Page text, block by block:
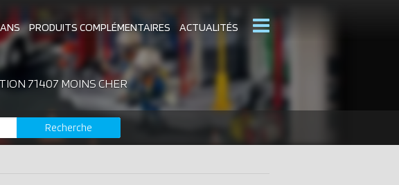
PRODUITS COMPLÉMENTAIRES ACTUALITÉS
PLAYMOBIL CATALOGUES PLAYMOBIL
LES PLUS CHERS DERNIERS PLAYMOBIL AJOUTÉS
71407 MOINS CHER
Recherche